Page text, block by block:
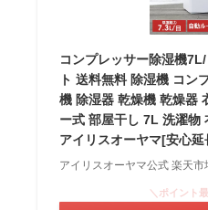
コンプレッサー除湿機
ト 送料無料 除湿機 コン
機 除湿器 乾燥機 乾燥器
ー式 部屋干し 7L 洗濯物
アイリスオーヤマ[安心
アイリスオーヤマ公式 楽天市
＼ポイント